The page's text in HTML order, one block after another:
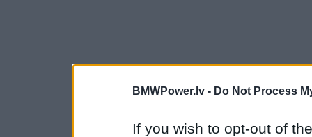
BMWPower.lv - Do Not Process
If you wish to opt-out of